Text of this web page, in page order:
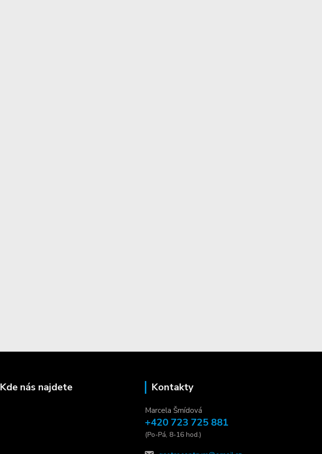
Kde nás najdete Kontakty
Marcela Šmídová
+420 723 725 881
(Po-Pá, 8-16 hod.)